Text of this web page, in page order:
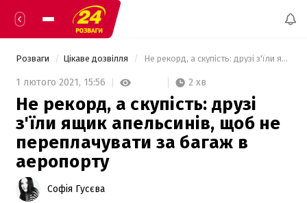
Розваги Цікаве дозвілля Не рекорд, а скупість: друзі з'їли ящик апельсинів, щоб не переплачувати за багаж в аеропорту
1 лютого 2021, 15:56 2 хв
Не рекорд, а скупість: друзі
з'їли ящик апельсинів, щоб не
переплачувати за багаж в
аеропорту
Софія Гусєва